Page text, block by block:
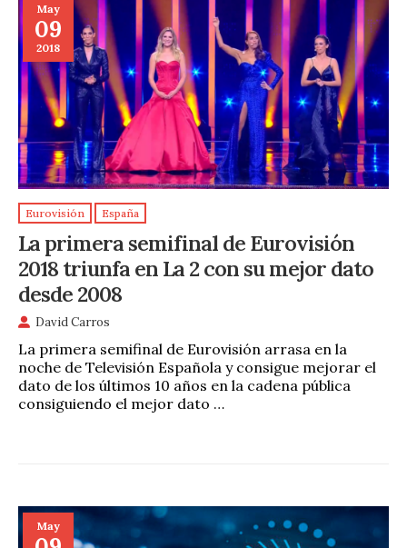
May
09
2018
Eurovisión España
La primera semifinal de Eurovisión
2018 triunfa en La 2 con su mejor dato
desde 2008
David Carros
La primera semifinal de Eurovisión arrasa en la
noche de Televisión Española y consigue mejorar el
dato de los últimos 10 años en la cadena pública
consiguiendo el mejor dato …
May